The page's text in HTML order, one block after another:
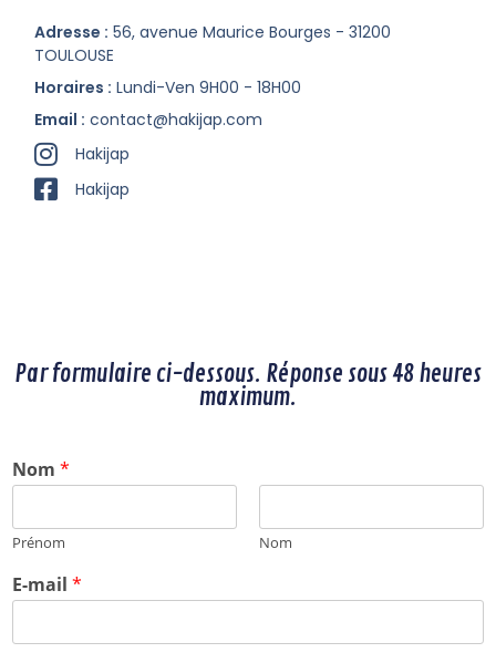
Adresse : 56, avenue Maurice Bourges - 31200
TOULOUSE
Horaires : Lundi-Ven 9H00 - 18H00
Email : contact@hakijap.com
Hakijap
Hakijap
Par formulaire ci-dessous. Réponse sous 48 heures
maximum.
Nom *
Prénom Nom
E-mail *